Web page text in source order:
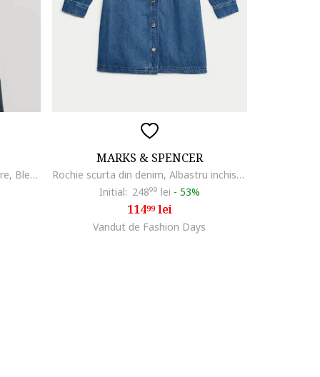
Rochie scurta din reiat cu buzunare, Bleumarin
MARKS & SPENCER
Rochie scurta din denim, Albastru inchis/Alb murdar
Initial: 24899 lei - 53%
11499lei
Vandut de Fashion Days